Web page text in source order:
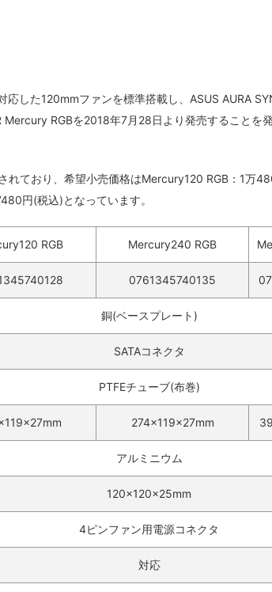
した120mmファンを標準搭載し、ASUS AURA
RGBを2018年7月28日より発売することを
ており、希望小売価格はMercury120 RGB：1万
円(税込)となっています。
RGB Mercury240 RGB
0761345740135
銅(ベースプレート)
SATAコネクタ
PTFEチューブ(布巻)
274x119x27mm
アルミニウム
120x120x25mm
4ピンファン用電源コネクタ
対応